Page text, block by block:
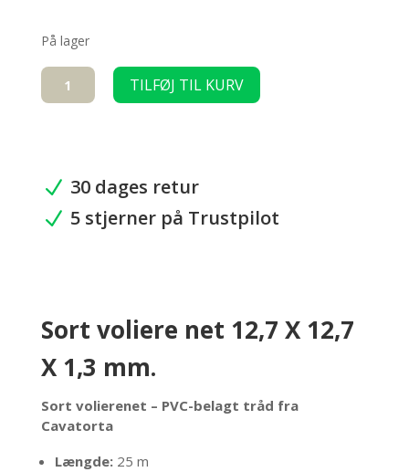
På lager
Sort
voliere
12,7
X
1,3mm
TILFØJ TIL KURV
N 30 dages retur
N 5 stjerner på Trustpilot
Sort voliere net 12,7 X 12,7
X 1,3 mm.
Sort volierenet – PVC-belagt tråd fra
Cavatorta
Længde:25 m